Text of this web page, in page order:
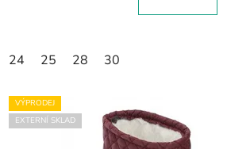
24 25 28 30
VÝPRODEJ
EXTERNÍ SKLAD